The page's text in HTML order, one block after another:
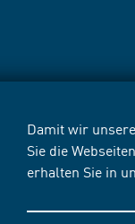
Damit wir
Sie die
erhalten Sie in